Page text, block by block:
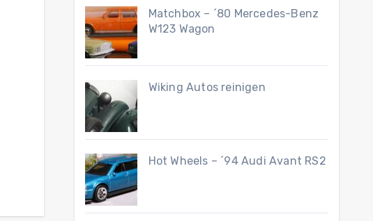
Matchbox – ´80 Mercedes-Benz
W123 Wagon
Wiking Autos reinigen
Hot Wheels – ´94 Audi Avant RS2